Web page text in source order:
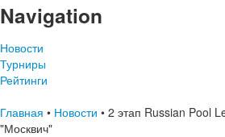
Navigation
Новости
Турниры
Рейтинги
Главная • Новости • 2 этап Russian Pool
"Москвич"